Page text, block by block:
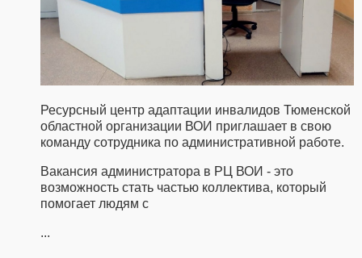
Ресурсный центр адаптации инвалидов Тюменской
областной организации ВОИ приглашает в свою
команду сотрудника по административной работе.
Вакансия администратора в РЦ ВОИ - это
возможность стать частью коллектива, который
помогает людям с
...